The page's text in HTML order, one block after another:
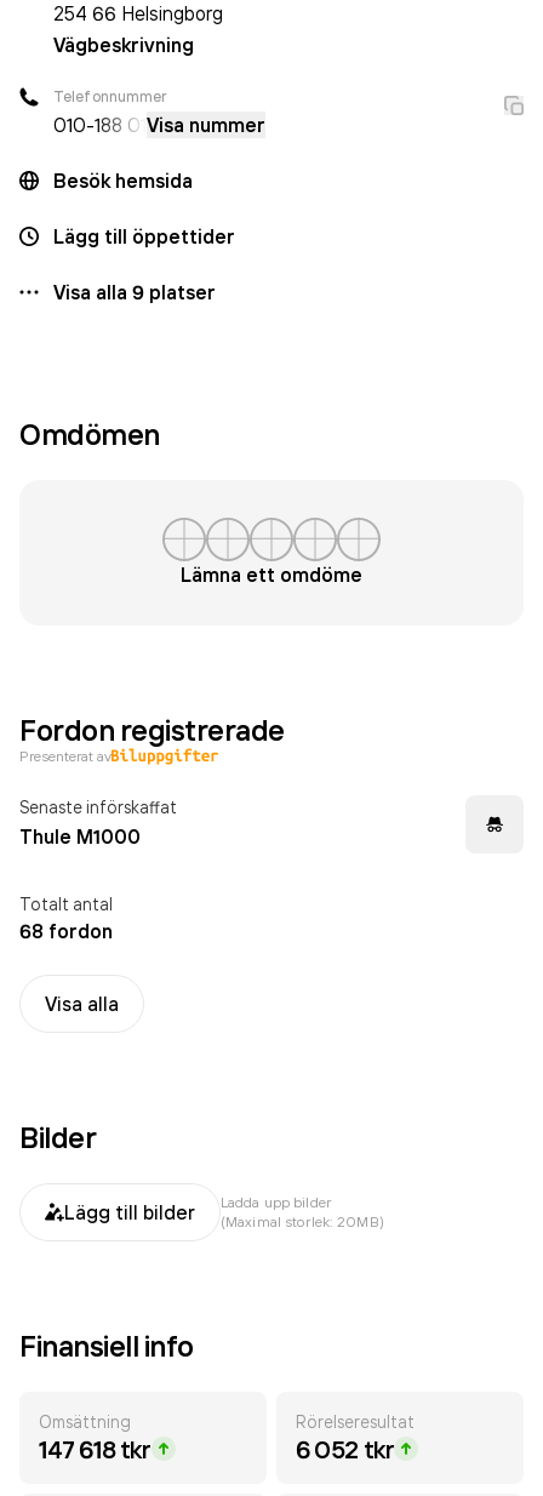
254 66 Helsingborg
Vägbeskrivning
Telefonnummer
010-188 01 Visa nummer
Besök hemsida
Lägg till öppettider
Visa alla 9 platser
Omdömen
Lämna ett omdöme
Fordon registrerade
Presenterat av
Senaste införskaffat
Thule M1000
Totalt antal
68 fordon
Visa alla
Bilder
Lägg till bilder
Ladda upp bilder
(Maximal storlek: 20MB)
Finansiell info
Omsättning
147 618 tkr
Rörelseresultat
6 052 tkr